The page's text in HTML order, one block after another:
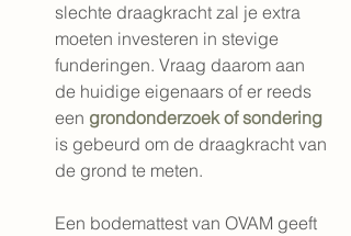
slechte draagkracht zal je extra
moeten investeren in stevige
funderingen. Vraag daarom aan
de huidige eigenaars of er reeds
een grondonderzoek of sondering
is gebeurd om de draagkracht van
de grond te meten.
Een bodemattest van OVAM geeft